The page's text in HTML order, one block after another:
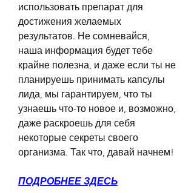
использовать препарат для
достижения желаемых
результатов. Не сомневайся,
наша информация будет тебе
крайне полезна, и даже если ты не
планируешь принимать капсулы
лида, мы гарантируем, что ты
узнаешь что-то новое и, возможно,
даже раскроешь для себя
некоторые секреты своего
организма. Так что, давай начнем!
ПОДРОБНЕЕ ЗДЕСЬ